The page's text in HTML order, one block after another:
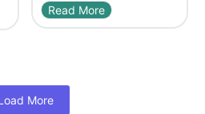
Read More
More